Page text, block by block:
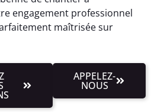
engagement professionnel
maîtrisée sur
APPELEZ-
NOUS